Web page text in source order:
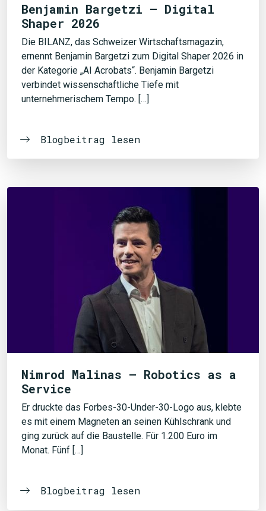
Benjamin Bargetzi – Digital
Shaper 2026
Die BILANZ, das Schweizer Wirtschaftsmagazin,
ernennt Benjamin Bargetzi zum Digital Shaper 2026 in
der Kategorie „AI Acrobats“. Benjamin Bargetzi
verbindet wissenschaftliche Tiefe mit
unternehmerischem Tempo. […]
Blogbeitrag lesen
Nimrod Malinas – Robotics as a
Service
Er druckte das Forbes-30-Under-30-Logo aus, klebte
es mit einem Magneten an seinen Kühlschrank und
ging zurück auf die Baustelle. Für 1.200 Euro im
Monat. Fünf […]
Blogbeitrag lesen